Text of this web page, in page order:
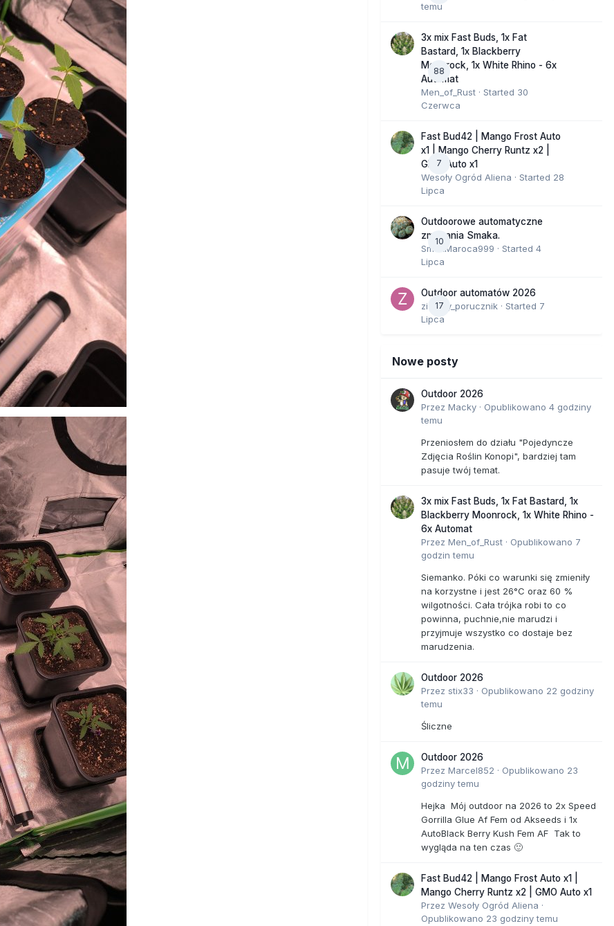
temu
88
3x mix Fast Buds, 1x Fat
Bastard, 1x Blackberry
Moonrock, 1x White Rhino - 6x
Automat
Men_of_Rust · Started 30
Czerwca
7
Fast Bud42 | Mango Frost Auto
x1 | Mango Cherry Runtz x2 |
GMO Auto x1
Wesoły Ogród Aliena · Started 28
Lipca
10
Outdoorowe automatyczne
zmagania Smaka.
SmakMaroca999 · Started 4
Lipca
17
Outdoor automatów 2026
zielony_porucznik · Started 7
Lipca
Nowe posty
Outdoor 2026
Przez Macky · Opublikowano 4 godziny
temu
Przeniosłem do działu "Pojedyncze
Zdjęcia Roślin Konopi", bardziej tam
pasuje twój temat.
3x mix Fast Buds, 1x Fat Bastard, 1x
Blackberry Moonrock, 1x White Rhino -
6x Automat
Przez Men_of_Rust · Opublikowano 7
godzin temu
Siemanko. Póki co warunki się zmieniły
na korzystne i jest 26°C oraz 60 %
wilgotności. Cała trójka robi to co
powinna, puchnie,nie marudzi i
przyjmuje wszystko co dostaje bez
marudzenia.
Outdoor 2026
Przez stix33 · Opublikowano 22 godziny
temu
Śliczne
Outdoor 2026
Przez Marcel852 · Opublikowano 23
godziny temu
Hejka Mój outdoor na 2026 to 2x Speed
Gorrilla Glue Af Fem od Akseeds i 1x
AutoBlack Berry Kush Fem AF Tak to
wygląda na ten czas 🙂
Fast Bud42 | Mango Frost Auto x1 |
Mango Cherry Runtz x2 | GMO Auto x1
Przez Wesoły Ogród Aliena ·
Opublikowano 23 godziny temu